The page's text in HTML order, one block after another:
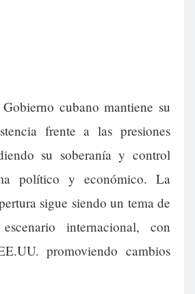
cubano mantiene su
frente a las presiones
su soberanía y control
político y económico. La
sigue siendo un tema de
internacional, con
promoviendo cambios